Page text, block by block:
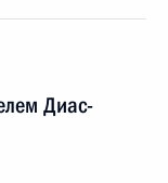
Диас-